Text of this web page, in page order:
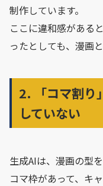
制作しています。
ここに違和感がある
ったとしても、漫画
2. 「コマ割り
していない
生成AIは、漫画の型
コマ枠があって、キ